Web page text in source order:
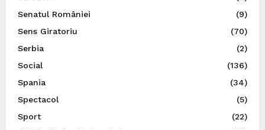
Senatul României
(9)
Sens Giratoriu
(70)
Serbia
(2)
Social
(136)
Spania
(34)
Spectacol
(5)
Sport
(22)